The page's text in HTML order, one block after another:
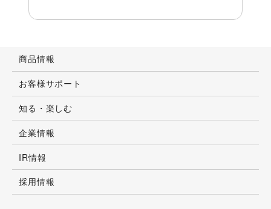
商品情報
お客様サポート
知る・楽しむ
企業情報
IR情報
採用情報